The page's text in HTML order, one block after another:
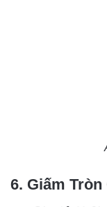
6. Giấm Tròn